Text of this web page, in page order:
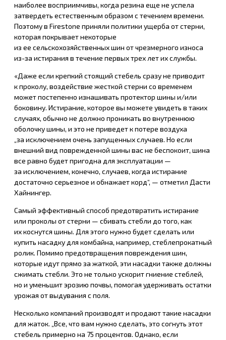
наиболее восприимчивы, когда резина еще не успела
затвердеть естественным образом с течением времени.
Поэтому в Firestone приняли политики ущерба от стерни,
которая покрывает некоторые
из ее сельскохозяйственных шин от чрезмерного износа
из-за истирания в течение первых трех лет их службы.
«Даже если крепкий стоящий стебель сразу не приводит
к проколу, воздействие жесткой стерни со временем
может постепенно изнашивать протектор шины и/или
боковину. Истирание, которое вы можете увидеть в таких
случаях, обычно не должно проникать во внутреннюю
оболочку шины, и это не приведет к потере воздуха
„за исключением очень запущенных случаев. Но если
внешний вид поврежденной шины вас не беспокоит, шина
все равно будет пригодна для эксплуатации —
за исключением, конечно, случаев, когда истирание
достаточно серьезное и обнажает корд“, — отметил Дасти
Хайнингер.
Самый эффективный способ предотвратить истирание
или проколы от стерни — сбивать стебли до того, как
их коснутся шины. Для этого нужно будет сделать или
купить насадку для комбайна, например, стеблепрокатный
ролик. Помимо предотвращения повреждения шин,
которые идут прямо за жаткой, эти насадки также должны
сжимать стебли. Это не только ускорит гниение стеблей,
но и уменьшит эрозию почвы, помогая удерживать остатки
урожая от выдувания с поля.
Несколько компаний производят и продают такие насадки
для жаток. „Все, что вам нужно сделать, это согнуть этот
стебель примерно на 75 процентов. Однако, если